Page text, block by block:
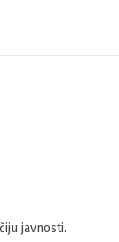
javnosti.